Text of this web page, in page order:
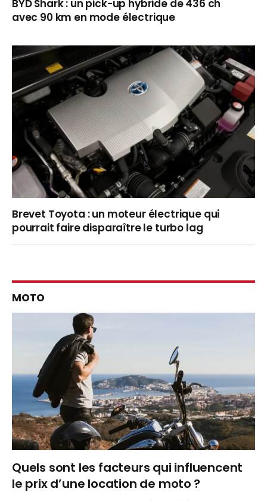
BYD Shark : un pick-up hybride de 436 ch
avec 90 km en mode électrique
Brevet Toyota : un moteur électrique qui
pourrait faire disparaître le turbo lag
MOTO
Quels sont les facteurs qui influencent
le prix d’une location de moto ?